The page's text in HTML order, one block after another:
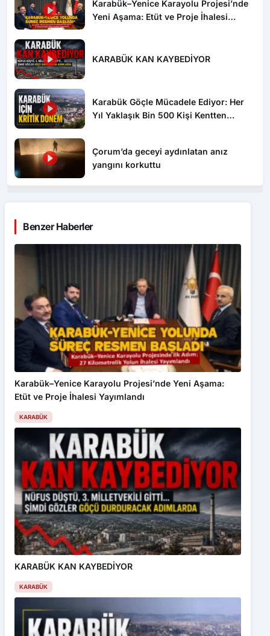
Karabük–Yenice Karayolu Projesi’nde
Yeni Aşama: Etüt ve Proje İhalesi
KARABÜK KAN KAYBEDİYOR
Karabük Göçle Mücadele Ediyor: Her
Yıl Yaklaşık Bin 500 Kişi Kentten
Çorum’da geceyi aydınlatan anız
yangını korkuttu
Benzer Haberler
Karabük–Yenice Karayolu Projesi’nde Yeni Aşama:
Etüt ve Proje İhalesi Yayımlandı
KARABÜK
KARABÜK KAN KAYBEDİYOR
KARABÜK